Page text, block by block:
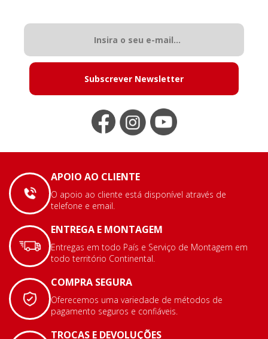
Subscrever Newsletter
APOIO AO CLIENTE
O apoio ao cliente está disponível através de
telefone e email.
ENTREGA E MONTAGEM
Entregas em todo País e Serviço de Montagem em
todo território Continental.
COMPRA SEGURA
Oferecemos uma variedade de métodos de
pagamento seguros e confiáveis.
TROCAS E DEVOLUÇÕES